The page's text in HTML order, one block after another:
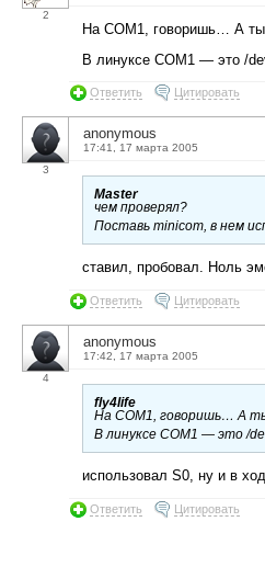
2
На COM1, говоришь… А
В линуксе COM1 — это /
Ответить Цитировать
3
anonymous
17:41, 17 марта 2005
Master
чем проверял?
Поставь minicom, в нем
ставил, пробовал. Ноль
Ответить Цитировать
4
anonymous
17:42, 17 марта 2005
fly4life
На COM1, говоришь… А
В линуксе COM1 — это /
использовал S0, ну и в
Ответить Цитировать